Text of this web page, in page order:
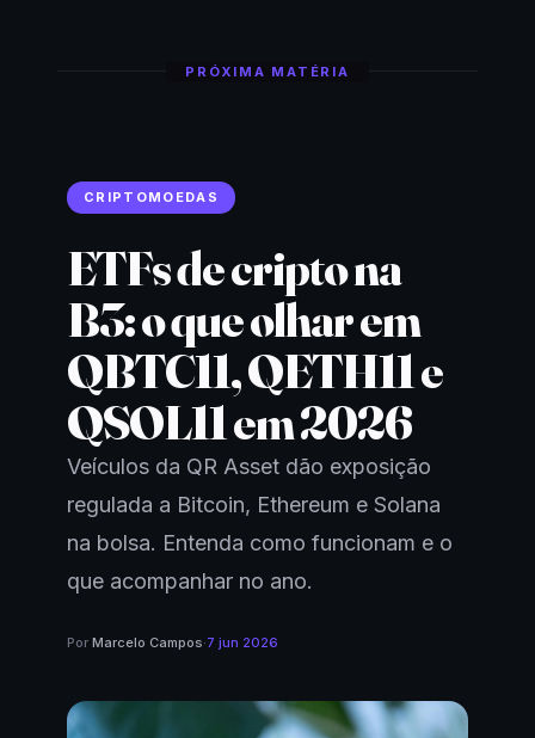
PRÓXIMA MATÉRIA
CRIPTOMOEDAS
ETFs de cripto na
B3: o que olhar em
QBTC11, QETH11 e
QSOL11 em 2026
Veículos da QR Asset dão exposição
regulada a Bitcoin, Ethereum e Solana
na bolsa. Entenda como funcionam e o
que acompanhar no ano.
Por Marcelo Campos·7 jun 2026